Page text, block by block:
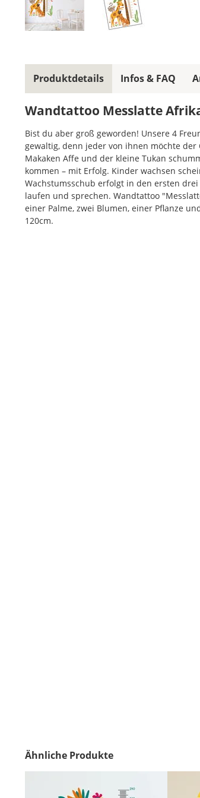
Produktdetails
Wandtattoo Messlatte
Bist du aber groß geworden! Unsere 4
gewaltig, denn jeder von ihnen möchte
Makaken Affe und der kleine Tukan
kommen – mit Erfolg. Kinder wachsen
Wachstumsschub erfolgt in den ersten
laufen und sprechen. Wandtattoo
einer Palme, zwei Blumen, einer Pflanze
120cm.
Infos & FAQ
Ähnliche Produkte